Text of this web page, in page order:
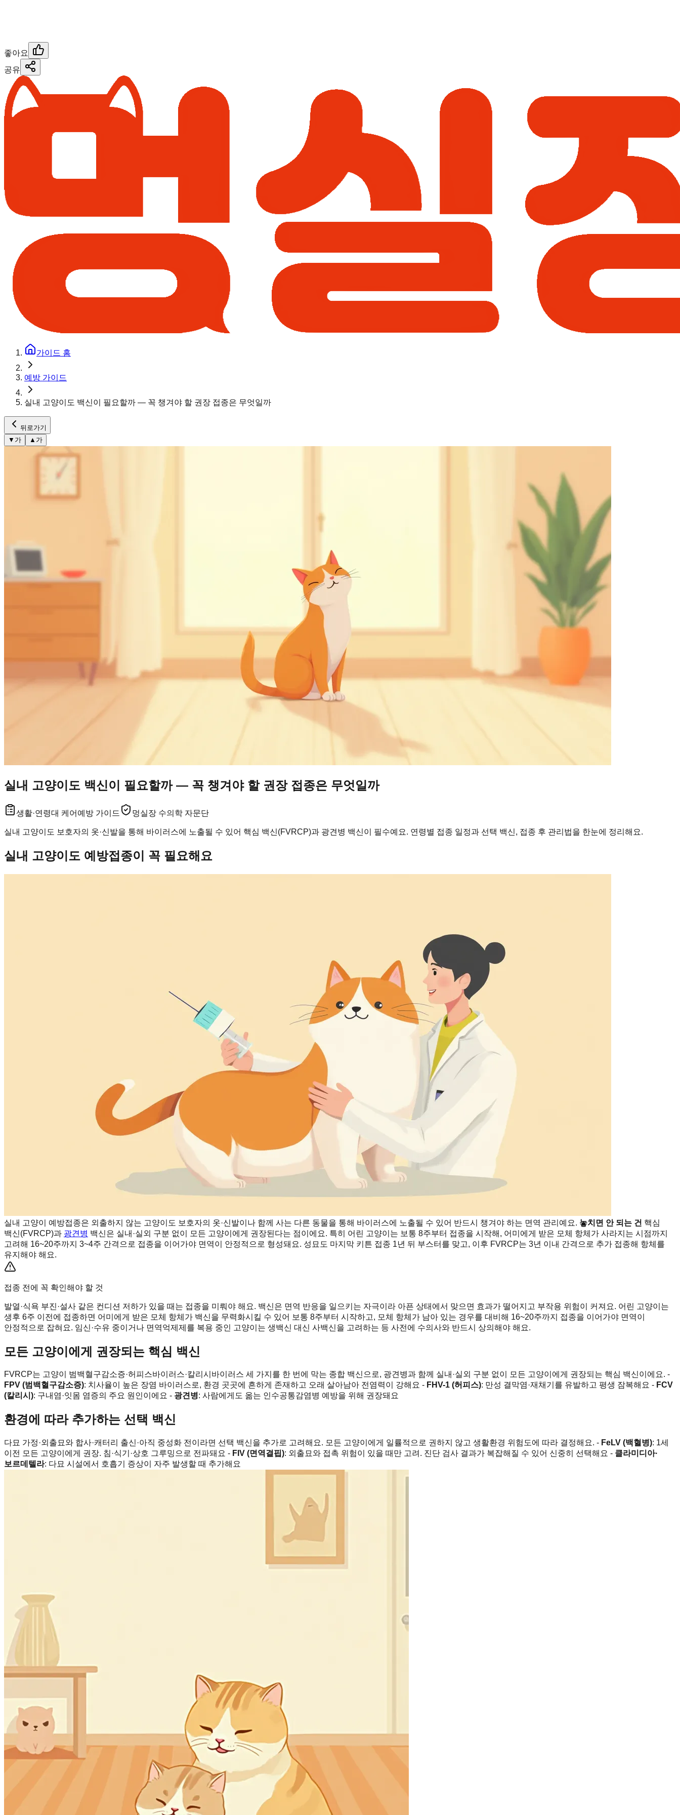
좋아요
공유
가이드 홈
예방 가이드
실내 고양이도 백신이 필요할까 — 꼭 챙겨야 할 권장 접종은 무엇일까
뒤로가기
▼ 가 ▲ 가
실내 고양이도 백신이 필요할까 — 꼭 챙겨야 할 권장 접종은 무엇일까
생활·연령대 케어 예방 가이드 멍실장 수의학 자문단
실내 고양이도 보호자의 옷·신발을 통해 바이러스에 노출될 수 있어 핵심 백신(FVRCP)과 광견병 백신이 필수예요. 연령별 접종 일정과 선택 백신, 접종 후 관리법을 한눈에 정리해요.
실내 고양이도 예방접종이 꼭 필요해요
실내 고양이 예방접종은 외출하지 않는 고양이도 보호자의 옷·신발이나 함께 사는 다른 동물을 통해 바이러스에 노출될 수 있어 반드시 챙겨야 하는 면역 관리예요. 놓치면 안 되는 건 핵심
백신(FVRCP)과 광견병 백신은 실내·실외 구분 없이 모든 고양이에게 권장된다는 점이에요. 특히 어린 고양이는 보통 8주부터 접종을 시작해, 어미에게 받은 모체 항체가 사라지는 시점까지
고려해 16~20주까지 3~4주 간격으로 접종을 이어가야 면역이 안정적으로 형성돼요. 성묘도 마지막 키튼 접종 1년 뒤 부스터를 맞고, 이후 FVRCP는 3년 이내 간격으로 추가 접종해 항체를
유지해야 해요.
접종 전에 꼭 확인해야 할 것
발열·식욕 부진·설사 같은 컨디션 저하가 있을 때는 접종을 미뤄야 해요. 백신은 면역 반응을 일으키는 자극이라 아픈 상태에서 맞으면 효과가 떨어지고 부작용 위험이 커져요. 어린 고양이는
생후 6주 이전에 접종하면 어미에게 받은 모체 항체가 백신을 무력화시킬 수 있어 보통 8주부터 시작하고, 모체 항체가 남아 있는 경우를 대비해 16~20주까지 접종을 이어가야 면역이
안정적으로 잡혀요. 임신·수유 중이거나 면역억제제를 복용 중인 고양이는 생백신 대신 사백신을 고려하는 등 사전에 수의사와 반드시 상의해야 해요.
모든 고양이에게 권장되는 핵심 백신
FVRCP는 고양이 범백혈구감소증·허피스바이러스·칼리시바이러스 세 가지를 한 번에 막는 종합 백신으로, 광견병과 함께 실내·실외 구분 없이 모든 고양이에게 권장되는 핵심 백신이에요. -
FPV (범백혈구감소증): 치사율이 높은 장염 바이러스로, 환경 곳곳에 흔하게 존재하고 오래 살아남아 전염력이 강해요 - FHV-1 (허피스): 만성 결막염·재채기를 유발하고 평생 잠복해요 - FCV
(칼리시): 구내염·잇몸 염증의 주요 원인이에요 - 광견병: 사람에게도 옮는 인수공통감염병 예방을 위해 권장돼요
환경에 따라 추가하는 선택 백신
다묘 가정·외출묘와 합사·캐터리 출신·아직 중성화 전이라면 선택 백신을 추가로 고려해요. 모든 고양이에게 일률적으로 권하지 않고 생활환경 위험도에 따라 결정해요. - FeLV (백혈병): 1세
이전 모든 고양이에게 권장. 침·식기·상호 그루밍으로 전파돼요 - FIV (면역결핍): 외출묘와 접촉 위험이 있을 때만 고려. 진단 검사 결과가 복잡해질 수 있어 신중히 선택해요 - 클라미디아·
보르데텔라: 다묘 시설에서 호흡기 증상이 자주 발생할 때 추가해요